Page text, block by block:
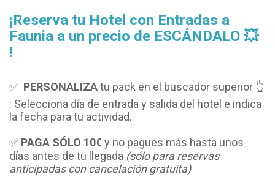
¡Reserva tu Hotel con Entradas a
Faunia a un precio de ESCÁNDALO 💥
!
✅ PERSONALIZAtu pack en el buscador superior 👆
: Selecciona día de entrada y salida del hotel e indica
la fecha para tu actividad.
✅ PAGA SÓLO 10€ y no pagues más hasta unos
días antes de tu llegada (sólo para reservas
anticipadas con cancelación gratuita)